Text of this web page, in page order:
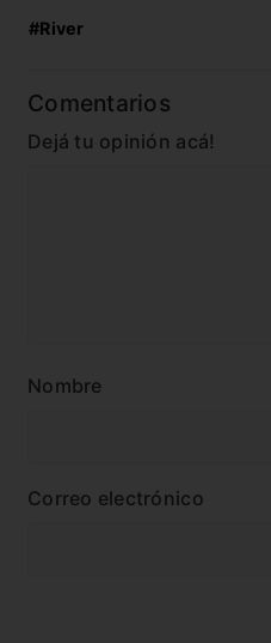
#River
Comentarios
Dejá tu opinión acá!
Nombre
Correo electrónico